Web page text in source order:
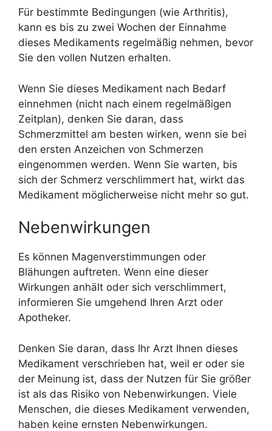
Für bestimmte Bedingungen (wie Arthritis),
kann es bis zu zwei Wochen der Einnahme
dieses Medikaments regelmäßig nehmen, bevor
Sie den vollen Nutzen erhalten.
Wenn Sie dieses Medikament nach Bedarf
einnehmen (nicht nach einem regelmäßigen
Zeitplan), denken Sie daran, dass
Schmerzmittel am besten wirken, wenn sie bei
den ersten Anzeichen von Schmerzen
eingenommen werden. Wenn Sie warten, bis
sich der Schmerz verschlimmert hat, wirkt das
Medikament möglicherweise nicht mehr so gut.
Nebenwirkungen
Es können Magenverstimmungen oder
Blähungen auftreten. Wenn eine dieser
Wirkungen anhält oder sich verschlimmert,
informieren Sie umgehend Ihren Arzt oder
Apotheker.
Denken Sie daran, dass Ihr Arzt Ihnen dieses
Medikament verschrieben hat, weil er oder sie
der Meinung ist, dass der Nutzen für Sie größer
ist als das Risiko von Nebenwirkungen. Viele
Menschen, die dieses Medikament verwenden,
haben keine ernsten Nebenwirkungen.